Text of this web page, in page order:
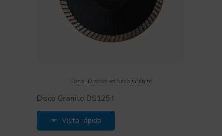
Corte, Discos en Seco Granito
Disco Granito DS125 I
Vista rápida